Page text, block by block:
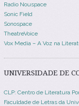
Radio Nouspace
Sonic Field
Sonospace
TheatreVoice
Vox Media – A Voz na
UNIVERSIDADE DE
CLP: Centro de Literatura
Faculdade de Letras da